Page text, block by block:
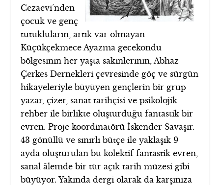
Cezaevi’nden
çocuk ve genç
tutukluların, artık var olmayan
Küçükçekmece Ayazma gecekondu
bölgesinin her yaşta sakinlerinin, Abhaz
Çerkes Dernekleri çevresinde göç ve sürgün
hikayeleriyle büyüyen gençlerin bir grup
yazar, çizer, sanat tarihçisi ve psikolojik
rehber ile birlikte oluşturduğu fantastik bir
evren. Proje koordinatörü İskender Savaşır.
43 gönüllü ve sınırlı bütçe ile yaklaşık 9
ayda oluşturulan bu kolektif fantastik evren,
sanal âlemde bir tür açık tarih müzesi gibi
büyüyor. Yakında dergi olarak da karşınıza